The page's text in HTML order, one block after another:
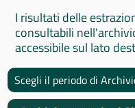
I risultati delle
consultabili
accessibile sul lato
Scegli il periodo di